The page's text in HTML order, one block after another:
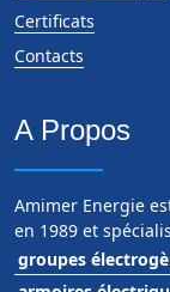
Certificats
Contacts
A Propos
Amimer Energie
en 1989 et
groupes